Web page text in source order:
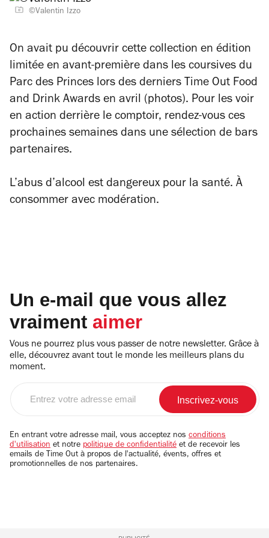
©Valentin Izzo
On avait pu découvrir cette collection en édition
limitée en avant-première dans les coursives du
Parc des Princes lors des derniers Time Out Food
and Drink Awards en avril (photos). Pour les voir
en action derrière le comptoir, rendez-vous ces
prochaines semaines dans une sélection de bars
partenaires.
L’abus d’alcool est dangereux pour la santé. À
consommer avec modération.
Un e-mail que vous allez
vraiment aimer
Vous ne pourrez plus vous passer de notre newsletter. Grâce à
elle, découvrez avant tout le monde les meilleurs plans du
moment.
email
En entrant votre adresse mail, vous acceptez nos conditions
d'utilisation et notre politique de confidentialité et de recevoir les
emails de Time Out à propos de l'actualité, évents, offres et
promotionnelles de nos partenaires.